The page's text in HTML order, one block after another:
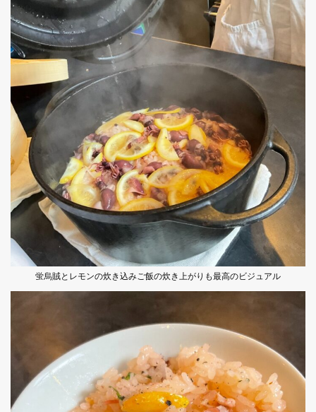
蛍烏賊とレモンの炊き込みご飯の炊き上がりも最高のビジュアル